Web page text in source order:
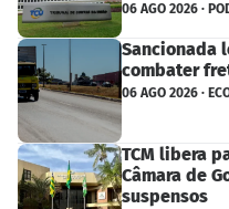
06 AGO 2026 ·
Sancionada
combater
06 AGO 2026 ·
TCM libera
Câmara de
suspensos